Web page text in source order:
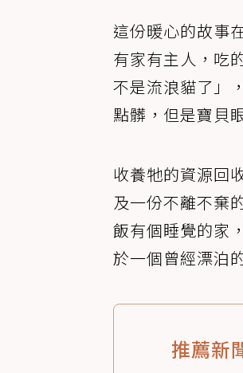
這份暖心的故事
有家有主人，吃
不是流浪貓了」
點髒，但是寶貝
收養牠的資源回
及一份不離不棄
飯有個睡覺的家
於一個曾經漂泊
推薦新